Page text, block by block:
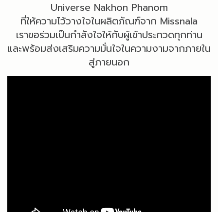
Universe Nakhon Phanom
ที่ให้ความไว้วางใจในผลิตภัณฑ์จาก Missnala
เราขอร่วมเป็นกำลังใจให้กับผู้เข้าประกวดทุกท่าน
และพร้อมส่งเสริมความมั่นใจในความงามจากภายใน
สู่ภายนอก